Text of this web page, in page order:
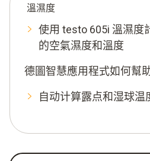
溫濕度
使用 testo 605i 溫濕度
的空氣濕度和溫度
德圖智慧應用程式如何幫
自动计算露点和湿球温